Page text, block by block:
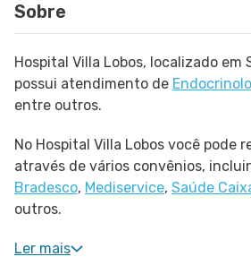
Sobre
Hospital Villa Lobos, localizado em
possui atendimento de
entre outros.
No Hospital Villa Lobos você pode
através de vários convênios,
Bradesco, Mediservice, Saúde
outros.
Ler mais